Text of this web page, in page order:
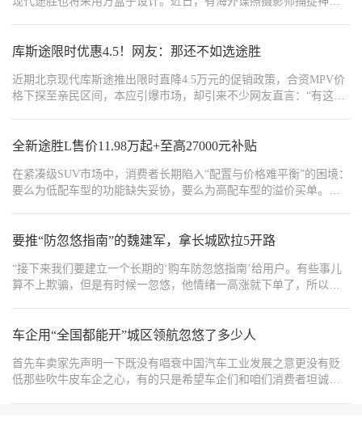
库斯途限时优惠4.5！网友：那还不如选途胜
近期北京现代库斯途推出限时直降4.5万元的促销政策，合资MPV价
格下探至亲民区间，本应引爆市场，却引来不少网友直言：“有这预
全新途胜L售价11.98万起+至高27000元补贴
在紧凑级SUV市场中，消费者长期陷入“配置与价格难平衡”的困境：
要么为低配车型的功能缺失妥协，要么为高配车型的溢价买单。北
核突破，更是北京现代对市场需求的精准洞察与诚意回应。
要推“防忽悠指南”的魏建军，拿长城欧拉5开路
“接下来我们要建立一个长期的‘购车防忽悠指南’给用户。有些事儿
算不上欺骗，但是有时候一忽悠，他情绪一高涨就下单了，所以我
车企用“全国都能开”城区领航忽悠了多少人
首先车卖家先声明一下既没有唱衰中国汽车工业发展之意更没有贬
低那些吹牛皮车企之心，有的只是希望车企们和咱们消费者坦诚相